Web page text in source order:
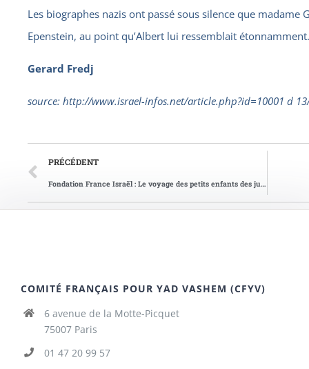
Les biographes nazis ont passé sous silence que madame
Epenstein, au point qu’Albert lui ressemblait étonnamment.
Gerard Fredj
source: http://www.israel-infos.net/article.php?id=10001 d
PRÉCÉDENT
Fondation France Israël : Le voyage des petits enfants des justes français en Israel 2013
COMITÉ FRANÇAIS POUR YAD VASHEM (CFYV)
6 avenue de la Motte-Picquet
75007 Paris
01 47 20 99 57